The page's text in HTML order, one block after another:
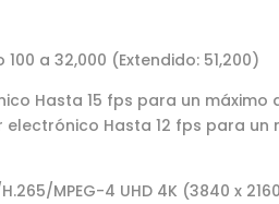
a 32,000 (Extendido: 51,200)
Hasta 15 fps para un máximo
electrónico Hasta 12 fps para un
MPEG-4 UHD 4K (3840 x